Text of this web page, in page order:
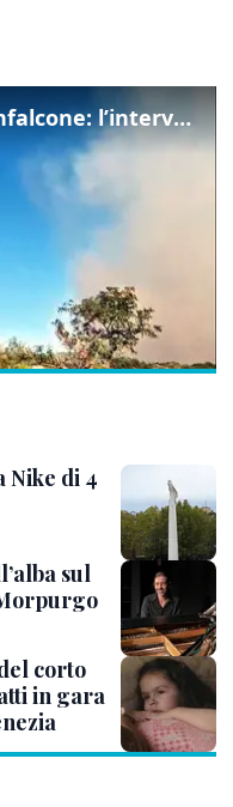
Incendio tra Duino e Monfalcone: l’intervento dei vigili del fuoco
Nike di 4
sul
corto
in gara